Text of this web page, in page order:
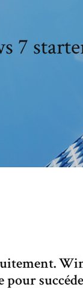
7